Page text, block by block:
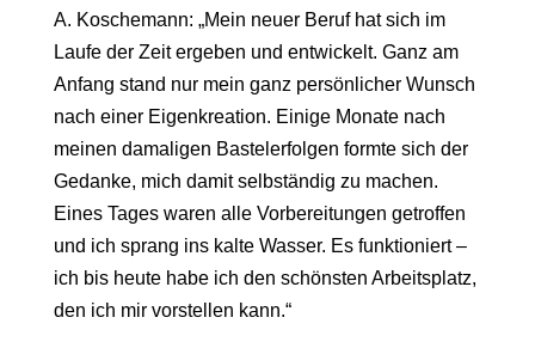
A. Koschemann: „Mein neuer Beruf hat sich im
Laufe der Zeit ergeben und entwickelt. Ganz am
Anfang stand nur mein ganz persönlicher Wunsch
nach einer Eigenkreation. Einige Monate nach
meinen damaligen Bastelerfolgen formte sich der
Gedanke, mich damit selbständig zu machen.
Eines Tages waren alle Vorbereitungen getroffen
und ich sprang ins kalte Wasser. Es funktioniert –
ich bis heute habe ich den schönsten Arbeitsplatz,
den ich mir vorstellen kann.“